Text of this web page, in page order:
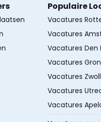
Populaire
Vacatures
Vacatures
Vacatures Den
Vacatures
Vacatures
Vacatures
Vacatures